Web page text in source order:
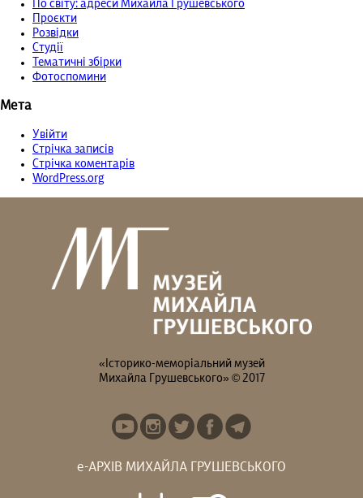
По світу: адреси Михайла Грушевського
Проєкти
Розвідки
Студії
Тематичні збірки
Фотоспомини
Мета
Увійти
Стрічка записів
Стрічка коментарів
WordPress.org
«Історико-меморіальний музей
Михайла Грушевського» © 2017
е-АРХІВ МИХАЙЛА ГРУШЕВСЬКОГО